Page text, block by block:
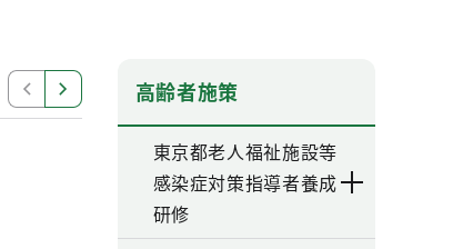
令和4年度開催状況 令和3年度開催状況
高齢者施策
東京都老人福祉施設等
感染症対策指導者養成
研修